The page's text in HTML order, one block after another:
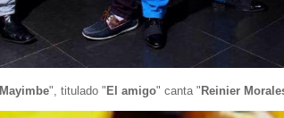
Mayimbe", titulado " El amigo" canta " Reinier